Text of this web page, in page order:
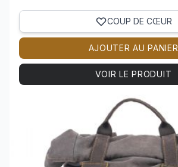
COUP DE CŒUR
AJOUTER AU PANIER
VOIR LE PRODUIT
Voir le produit GRAND SAC A DOS